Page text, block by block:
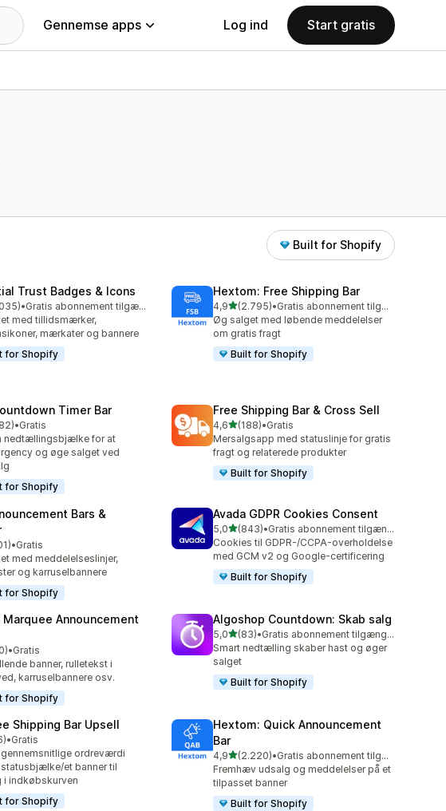
Gennemse apps Log ind Start gratis
Built for Shopify
Trust Badges & Icons
5 stjerner
i alt
•
Gratis abonnement tilgængeligt
med tillidsmærker,
mærkater og bannere
for Shopify
Hextom: Free Shipping Bar
4,9ud af 5 stjerner
(2.795)
2795 anmeldelser i alt
•
Gratis abonnement tilgængeligt
Øg salget med løbende meddelelser
om gratis fragt
Built for Shopify
Timer Bar
5 stjerner
i alt
•Gratis
nedtællingsbjælke for at
og øge salget ved
for Shopify
Free Shipping Bar & Cross Sell
4,6ud af 5 stjerner
(188)
188 anmeldelser i alt
•Gratis
Mersalgsapp med statuslinje for gratis
fragt og relaterede produkter
Built for Shopify
Bars &
5 stjerner
i alt
•Gratis
med meddelelseslinjer,
og karruselbannere
for Shopify
Avada GDPR Cookies Consent
5,0ud af 5 stjerner
(843)
843 anmeldelser i alt
•
Gratis abonnement tilgængeligt
Cookies til GDPR-/CCPA-overholdelse
med GCM v2 og Google-certificering
Built for Shopify
Marquee Announcement
5 stjerner
i alt
•Gratis
banner, rulletekst i
karruselbannere osv.
for Shopify
Algoshop Countdown: Skab salg
5,0ud af 5 stjerner
(83)
83 anmeldelser i alt
•
Gratis abonnement tilgængeligt
Smart nedtælling skaber hast og øger
salget
Built for Shopify
Shipping Bar Upsell
5 stjerner
i alt
•Gratis
ordreværdi
et banner til
i indkøbskurven
for Shopify
Hextom: Quick Announcement
Bar
4,9ud af 5 stjerner
(2.220)
2220 anmeldelser i alt
•
Gratis abonnement tilgængeligt
Fremhæv udsalg og meddelelser på et
tilpasset banner
Built for Shopify